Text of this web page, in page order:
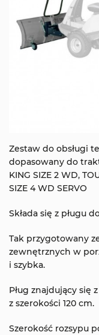
Zestaw do obsługi
dopasowany do
KING SIZE 2 WD,
SIZE 4 WD SERVO
Składa się z pługu
Tak przygotowany
zewnętrznych w
i szybka.
Pług znajdujący się
z szerokości 120 cm.
Szerokość rozsypu